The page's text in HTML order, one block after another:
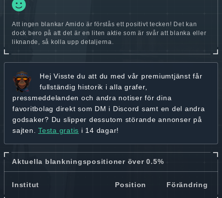
Att ingen blankar Amido är förstås ett positivt tecken! Det kan
dock bero på att det är en liten aktie som är svår att blanka eller
liknande, så kolla upp detaljerna.
Hej Visste du att du med vår premiumtjänst får
fullständig historik i alla grafer,
pressmeddelanden och andra notiser för dina
favoritbolag direkt som DM i Discord samt en del andra
godsaker? Du slipper dessutom störande annonser på
sajten. Testa gratis i 14 dagar!
Aktuella blankningspositioner över 0.5%
Institut Position Förändring